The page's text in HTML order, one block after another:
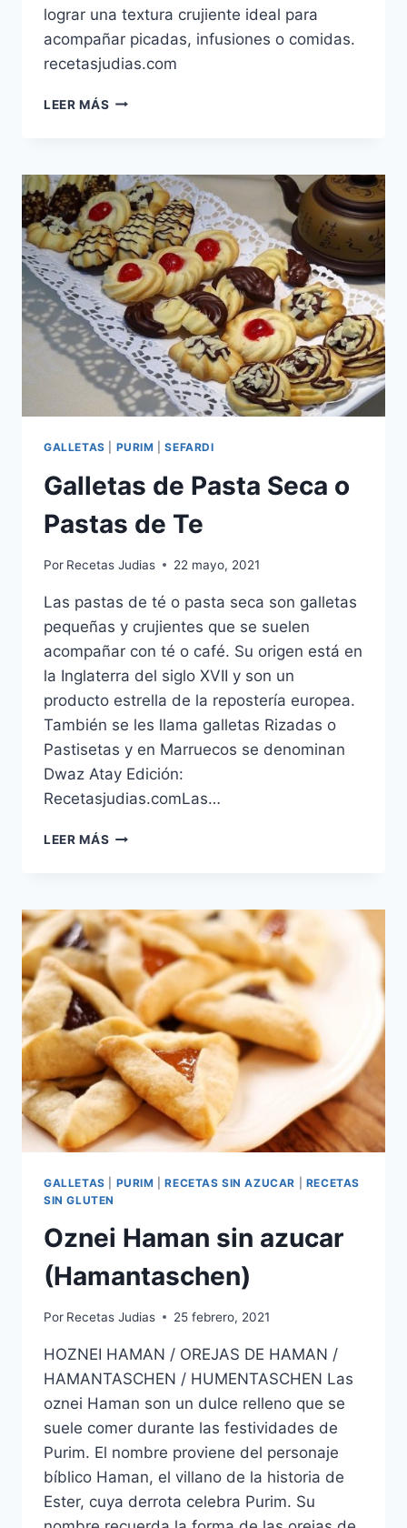
lograr una textura crujiente ideal para
acompañar picadas, infusiones o comidas.
recetasjudias.com
LEER MÁS GESALZENE
CEBOLLA)
GALLETAS PURIM |SEFARDI
Galletas de Pasta Seca o
Pastas de Te
Por Recetas Judias 22 mayo, 2021
Las pastas de té o pasta seca son galletas
pequeñas y crujientes que se suelen
acompañar con té o café. Su origen está en
la Inglaterra del siglo XVII y son un
producto estrella de la repostería europea.
También se les llama galletas Rizadas o
Pastisetas y en Marruecos se denominan
Dwaz Atay Edición:
Recetasjudias.comLas…
LEER MÁS GALLETAS
O
PASTAS
DE
TE
GALLETAS PURIM |RECETAS SIN AZUCAR
RECETAS
SIN GLUTEN
Oznei Haman sin azucar
(Hamantaschen)
Por Recetas Judias 25 febrero, 2021
HOZNEI HAMAN / OREJAS DE HAMAN /
HAMANTASCHEN / HUMENTASCHEN Las
oznei Haman son un dulce relleno que se
suele comer durante las festividades de
Purim. El nombre proviene del personaje
bíblico Haman, el villano de la historia de
Ester, cuya derrota celebra Purim. Su